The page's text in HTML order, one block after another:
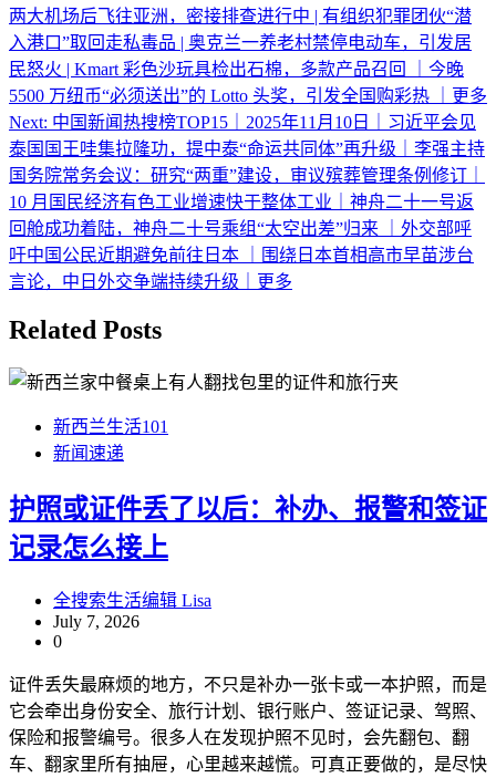
两大机场后飞往亚洲，密接排查进行中 | 有组织犯罪团伙“潜
入港口”取回走私毒品 | 奥克兰一养老村禁停电动车，引发居
民怒火 | Kmart 彩色沙玩具检出石棉，多款产品召回 ｜今晚
5500 万纽币“必须送出”的 Lotto 头奖，引发全国购彩热 ｜更多
Next: 中国新闻热搜榜TOP15｜2025年11月10日｜习近平会见
泰国国王哇集拉隆功，提中泰“命运共同体”再升级｜李强主持
国务院常务会议：研究“两重”建设，审议殡葬管理条例修订｜
10 月国民经济有色工业增速快于整体工业｜神舟二十一号返
回舱成功着陆，神舟二十号乘组“太空出差”归来 ｜外交部呼
吁中国公民近期避免前往日本 ｜围绕日本首相高市早苗涉台
言论，中日外交争端持续升级｜更多
Related Posts
新西兰生活101
新闻速递
护照或证件丢了以后：补办、报警和签证
记录怎么接上
全搜索生活编辑 Lisa
July 7, 2026
0
证件丢失最麻烦的地方，不只是补办一张卡或一本护照，而是
它会牵出身份安全、旅行计划、银行账户、签证记录、驾照、
保险和报警编号。很多人在发现护照不见时，会先翻包、翻
车、翻家里所有抽屉，心里越来越慌。可真正要做的，是尽快